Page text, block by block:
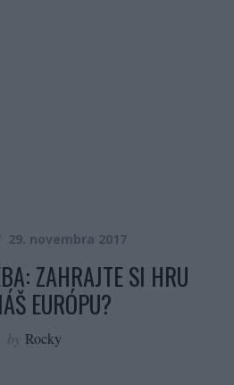
29. novembra 2017
ZAHRAJTE SI HRU
EURÓPU?
by Rocky